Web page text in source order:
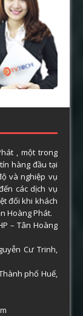
, một trong
hàng đầu tại
và nghiệp vụ
các dịch vụ
đối khi khách
Hoàng Phát.
– Tân Hoàng
Cư Trinh,
phố Huế,